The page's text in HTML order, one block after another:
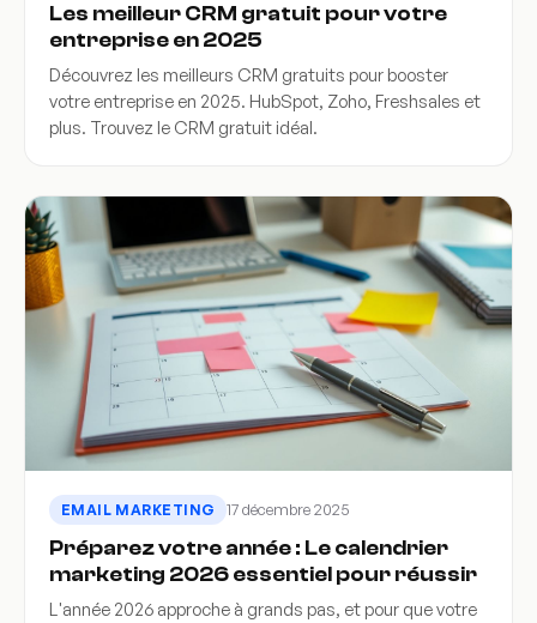
Les meilleur CRM gratuit pour votre
entreprise en 2025
Découvrez les meilleurs CRM gratuits pour booster
votre entreprise en 2025. HubSpot, Zoho, Freshsales et
plus. Trouvez le CRM gratuit idéal.
EMAIL MARKETING 17 décembre 2025
Préparez votre année : Le calendrier
marketing 2026 essentiel pour réussir
L'année 2026 approche à grands pas, et pour que votre